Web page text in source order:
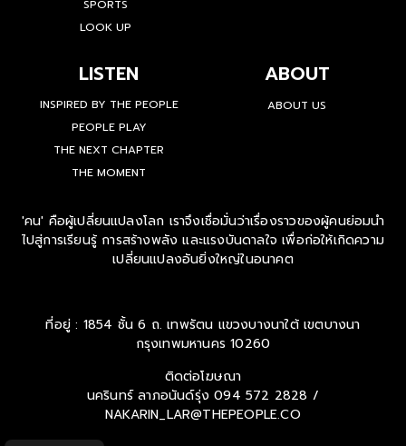
SPORTS
LOOK UP
LISTEN
INSPIRED BY THE PEOPLE
PEOPLE PLAY
THE NEXT CHAPTER
THE MOMENT
ABOUT
ABOUT US
'คน' คือผู้เปลี่ยนแปลงโลก เราจึงเชื่อมั่นว่าเรื่องราวของผู้คนย่อมนำ
ไปสู่การเรียนรู้ การสร้างพลัง และแรงบันดาลใจ เพื่อก่อให้เกิดความ
เปลี่ยนแปลงอันยิ่งใหญ่ในอนาคต
ที่อยู่ : 1854 ชั้น 6 ถ. เทพรัตน แขวงบางนาใต้ เขตบางนา
กรุงเทพมหานคร 10260
ติดต่อโฆษณา
นครินทร์ ลาภอนันด์รุ่ง 094 572 2828 /
NAKARIN_LAR@THEPEOPLE.CO